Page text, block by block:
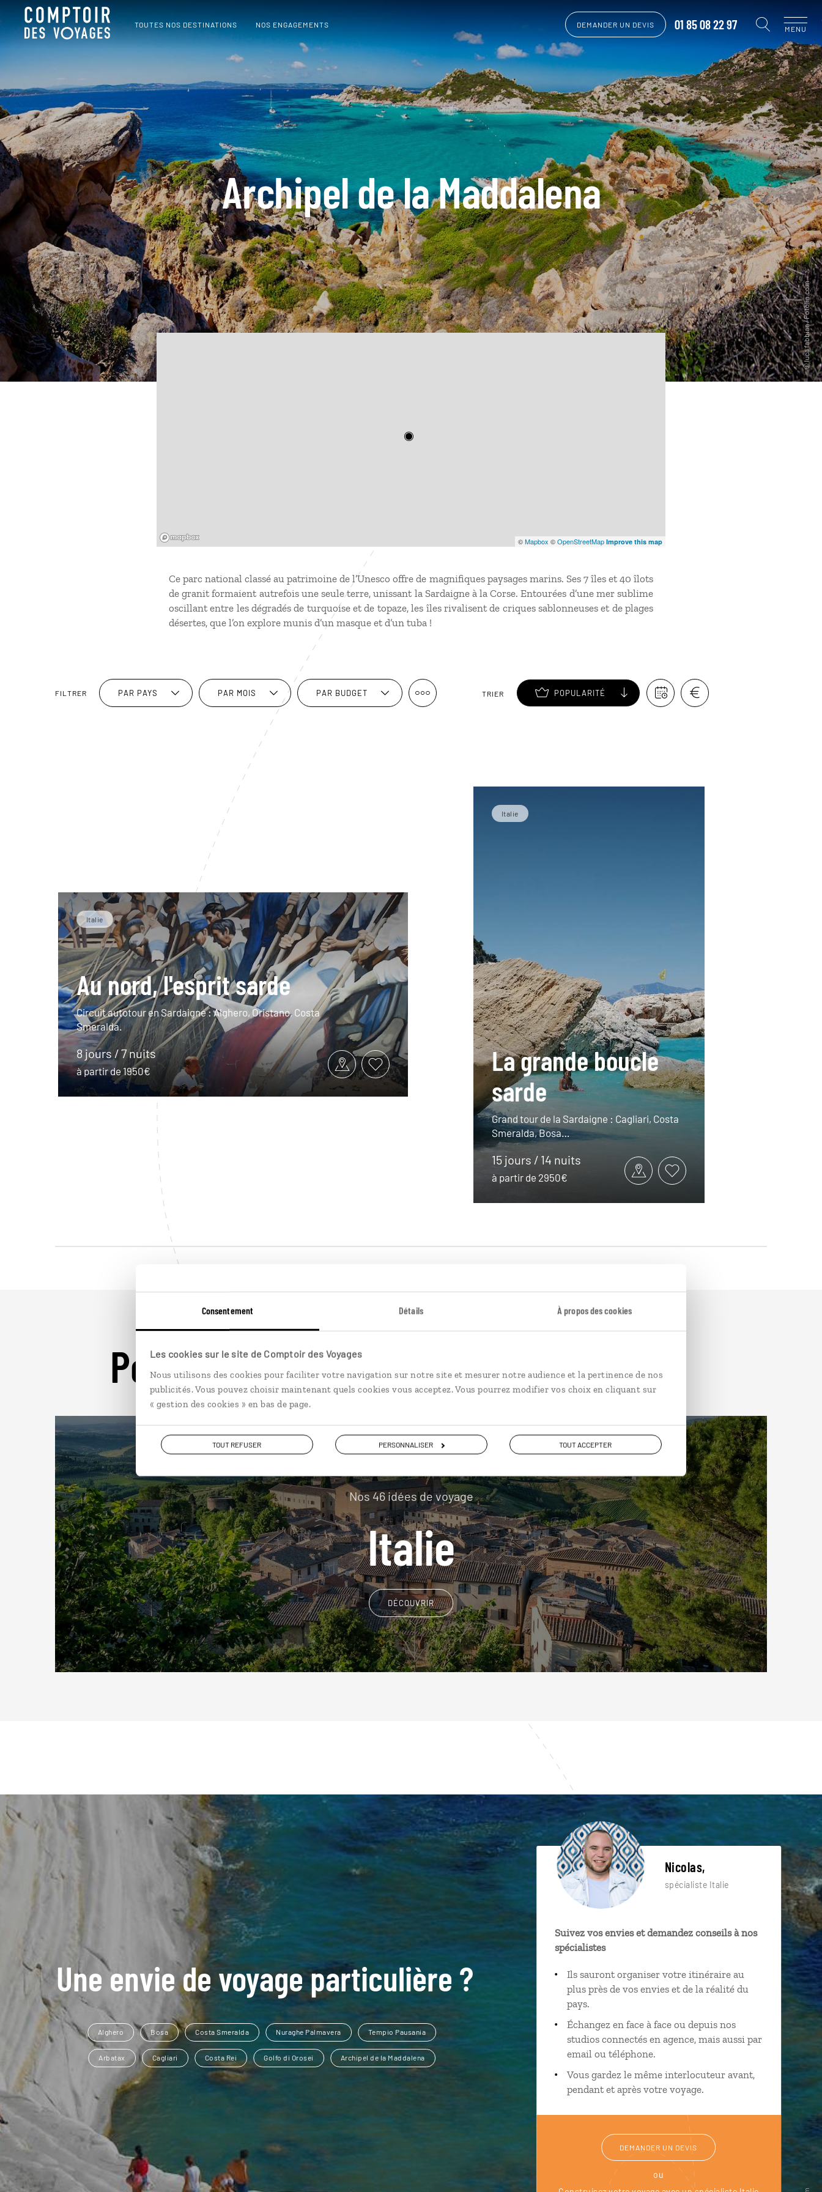
Consentement Détails À propos des cookies
Les cookies sur le site de Comptoir des Voyages
Nous utilisons des cookies pour faciliter votre navigation sur notre site et mesurer notre audience et la pertinence de nos
publicités. Vous pouvez choisir maintenant quels cookies vous acceptez. Vous pourrez modifier vos choix en cliquant sur
« gestion des cookies » en bas de page.
TOUT REFUSER PERSONNALISER TOUT ACCEPTER
TOUTES NOS DESTINATIONS NOS ENGAGEMENTS DEMANDER UN DEVIS 01 85 08 22 97 MENU
Archipel de la Maddalena
©Mapbox ©OpenStreetMap Improve this map
Ce parc national classé au patrimoine de l’Unesco offre de magnifiques paysages marins. Ses 7 îles et 40 îlots
de granit formaient autrefois une seule terre, unissant la Sardaigne à la Corse. Entourées d’une mer sublime
oscillant entre les dégradés de turquoise et de topaze, les îles rivalisent de criques sablonneuses et de plages
désertes, que l’on explore munis d’un masque et d’un tuba !
FILTRER PAR PAYS PAR MOIS PAR BUDGET TRIER POPULARITÉ
Italie
Au nord, l'esprit sarde
Circuit autotour en Sardaigne : Alghero, Oristano, Costa
Smeralda.
8 jours / 7 nuits
à partir de 1950€
Italie
La grande boucle
sarde
Grand tour de la Sardaigne : Cagliari, Costa
Smeralda, Bosa…
15 jours / 14 nuits
à partir de 2950€
Pour aller plus loin
Nos 46 idées de voyage
Italie
DÉCOUVRIR
Une envie de voyage particulière ?
Alghero Bosa Costa Smeralda Nuraghe Palmavera Tempio Pausania
Arbatax Cagliari Costa Rei Golfo di Orosei Archipel de la Maddalena
Nicolas,
spécialiste Italie
Suivez vos envies et demandez conseils à nos
spécialistes
Ils sauront organiser votre itinéraire au
plus près de vos envies et de la réalité du
pays.
Échangez en face à face ou depuis nos
studios connectés en agence, mais aussi par
email ou téléphone.
Vous gardez le même interlocuteur avant,
pendant et après votre voyage.
DEMANDER UN DEVIS
ou